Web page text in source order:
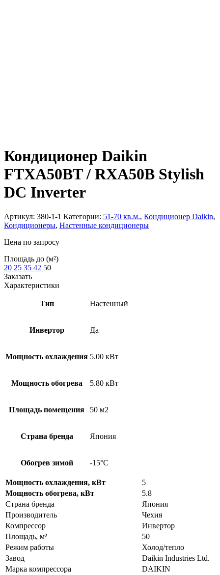
Кондиционер Daikin
FTXA50BT / RXA50B Stylish
DC Inverter
Артикул: 380-1-1 Категории: 51-70 кв.м., Кондиционер Daikin,
Кондиционеры, Настенные кондиционеры
Цена по запросу
Площадь до (м²)
20 25 35 42 50
Заказать
Характеристики
Тип Настенный
Инвертор Да
Мощность охлаждения 5.00 кВт
Мощность обогрева 5.80 кВт
Площадь помещения 50 м2
Страна бренда Япония
Обогрев зимой -15°С
Мощность охлаждения, кВт
5
Мощность обогрева, кВт
5.8
Страна бренда
Япония
Производитель
Чехия
Компрессор
Инвертор
Площадь, м²
50
Режим работы
Холод/тепло
Завод
Daikin Industries Ltd.
Марка компрессора
DAIKIN